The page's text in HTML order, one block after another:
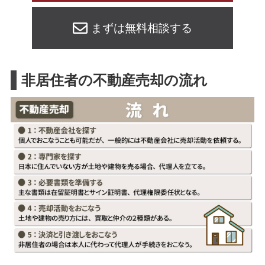
まずは無料相談する
非居住者の不動産売却の流れ